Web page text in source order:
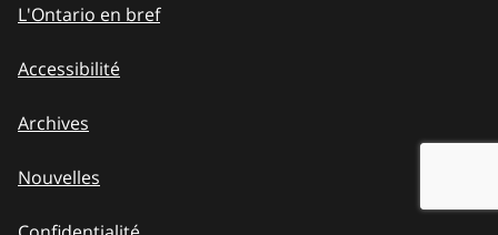
L'Ontario en bref
Accessibilité
Archives
Nouvelles